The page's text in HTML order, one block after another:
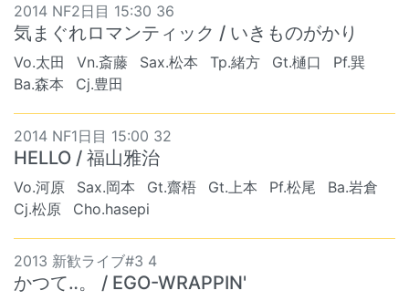
2014 NF2日目 15:30 36
気まぐれロマンティック / いきものがかり
Vo.太田 Vn.斎藤 Sax.松本 Tp.緒方 Gt.樋口
Pf.巽
Ba.森本
Cj.豊田
2014 NF1日目 15:00 32
HELLO / 福山雅治
Vo.河原 Sax.岡本 Gt.齋梧 Gt.上本 Pf.松尾
Ba.岩倉
Cj.松原
Cho.hasepi
2013 新歓ライブ#3 4
かつて‥。 / EGO-WRAPPIN'